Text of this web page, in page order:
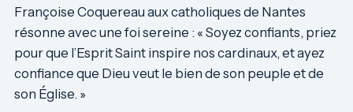
Françoise Coquereau aux catholiques de Nantes
résonne avec une foi sereine : « Soyez confiants, priez
pour que l’Esprit Saint inspire nos cardinaux, et ayez
confiance que Dieu veut le bien de son peuple et de
son Église. »